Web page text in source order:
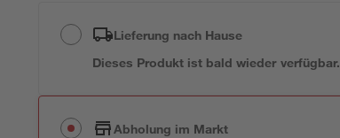
Lieferung nach Hause
Dieses Produkt ist bald wieder verfügbar.
Abholung im Markt